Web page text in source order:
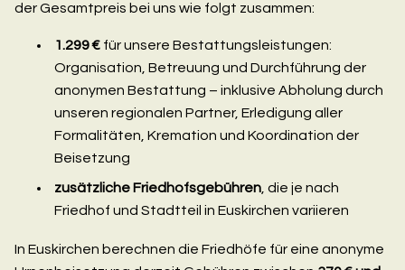
der Gesamtpreis bei uns wie folgt zusammen:
1.299 € für unsere Bestattungsleistungen:
Organisation, Betreuung und Durchführung der
anonymen Bestattung – inklusive Abholung durch
unseren regionalen Partner, Erledigung aller
Formalitäten, Kremation und Koordination der
Beisetzung
zusätzliche Friedhofsgebühren, die je nach
Friedhof und Stadtteil in Euskirchen variieren
In Euskirchen berechnen die Friedhöfe für eine anonyme